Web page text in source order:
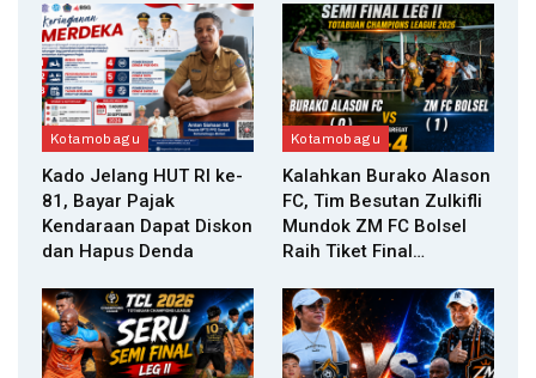
Kotamobagu
Kado Jelang HUT RI ke-
81, Bayar Pajak
Kendaraan Dapat Diskon
dan Hapus Denda
Kotamobagu
Kalahkan Burako Alason
FC, Tim Besutan Zulkifli
Mundok ZM FC Bolsel
Raih Tiket Final…